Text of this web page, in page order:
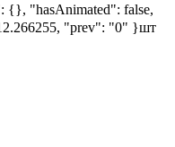
{}, "hasAnimated": false,
"prev": "0" }шт